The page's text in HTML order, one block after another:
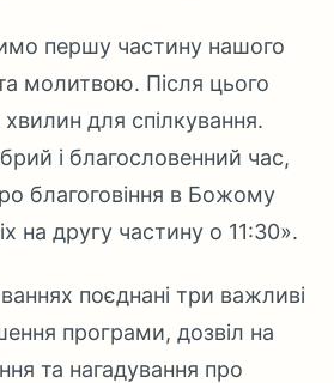
першу частину нашого
молитвою. Після цього
для спілкування.
і благословенний час,
благоговіння в Божому
на другу частину о 11:30».
поєднані три важливі
програми, дозвіл на
та нагадування про